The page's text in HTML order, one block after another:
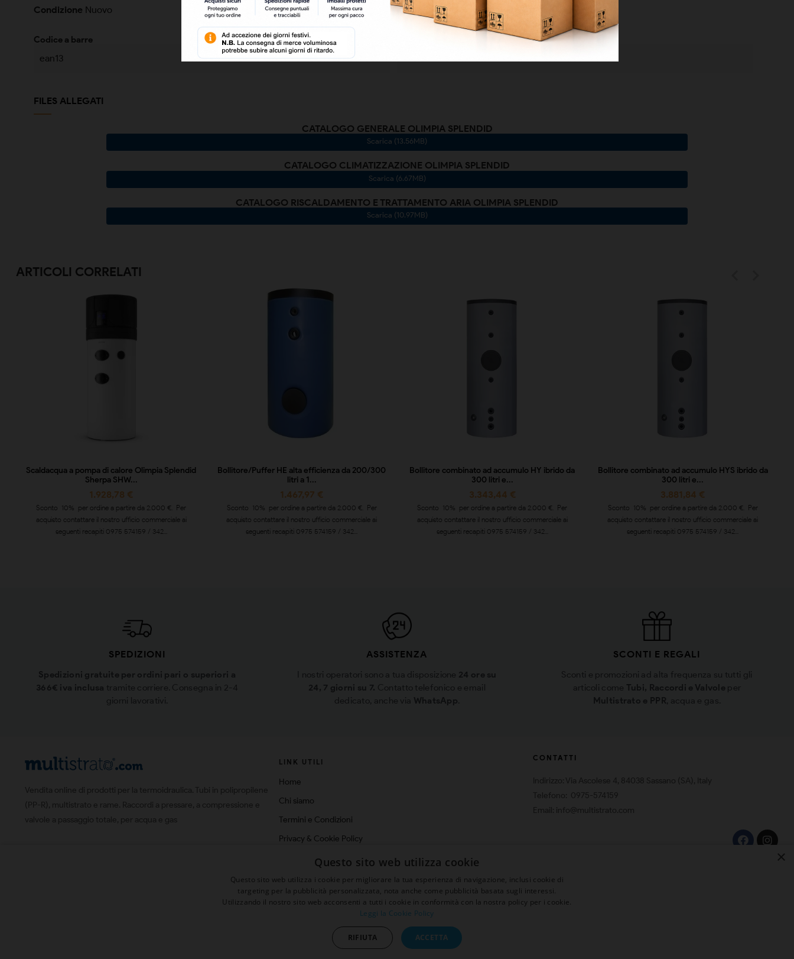
Condizione Nuovo
Codice a barre
ean13
FILES ALLEGATI
CATALOGO GENERALE OLIMPIA SPLENDID
Scarica (13.56MB)
CATALOGO CLIMATIZZAZIONE OLIMPIA SPLENDID
Scarica (6.67MB)
CATALOGO RISCALDAMENTO E TRATTAMENTO ARIA OLIMPIA SPLENDID
Scarica (10.97MB)
ARTICOLI CORRELATI
Scaldacqua a pompa di calore Olimpia Splendid
Sherpa SHW...
1.928,78 €
Sconto 10% per ordine a partire da 2.000 €. Per
acquisto contattare il nostro ufficio commerciale ai
seguenti recapiti 0975 574159 / 342...
Bollitore/Puffer HE alta efficienza da 200/300
litri a 1...
1.467,97 €
Sconto 10% per ordine a partire da 2.000 €. Per
acquisto contattare il nostro ufficio commerciale ai
seguenti recapiti 0975 574159 / 342...
Bollitore combinato ad accumulo HY ibrido da
300 litri e...
3.343,44 €
Sconto 10% per ordine a partire da 2.000 €. Per
acquisto contattare il nostro ufficio commerciale ai
seguenti recapiti 0975 574159 / 342...
Bollitore combinato ad accumulo HYS ibrido da
300 litri e...
3.881,84 €
Sconto 10% per ordine a partire da 2.000 €. Per
acquisto contattare il nostro ufficio commerciale ai
seguenti recapiti 0975 574159 / 342...
SPEDIZIONI
Spedizioni gratuite per ordini pari o superiori a
366€ iva inclusa tramite corriere. Consegna in 2-4
giorni lavorativi.
ASSISTENZA
I nostri operatori sono a tua disposizione 24 ore su
24, 7 giorni su 7. Contatto telefonico e email
dedicato, anche via WhatsApp
SCONTI E REGALI
Sconti e promozioni ad alta frequenza su tutti gli
articoli come Tubi, Raccordi e Valvole per
Multistrato e PPR , acqua e gas.
LINK UTILI
Home
Chi siamo
Termini e Condizioni
Privacy & Cookie Policy
Spedizioni
Blog
Contatti
CONTATTI
×
Questo sito web utilizza cookie
Questo sito web utilizza i cookie per migliorare la tua esperienza di navigazione, inclusi cookie di
targeting per la pubblicità personalizzata, nota anche come pubblicità basata sugli interessi.
Utilizzando il nostro sito web acconsenti a tutti i cookie in conformità con la nostra policy per i cookie.
Leggi la Cookie Policy
ACCETTA
RIFIUTA